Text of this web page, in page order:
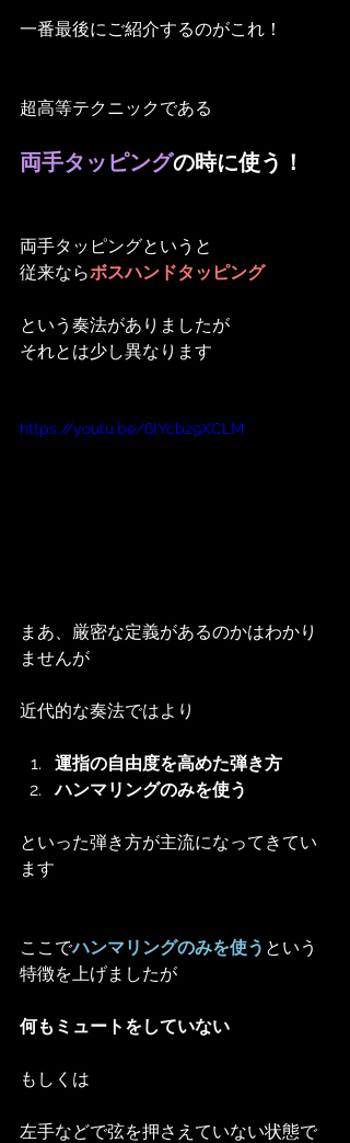
一番最後にご紹介するのがこれ！
超高等テクニックである
両手タッピングの時に使う！
両手タッピングというと
従来ならボスハンドタッピング
という奏法がありましたが
それとは少し異なります
https://youtu.be/6lYcbz9XCLM
まあ、厳密な定義があるのかはわかり
ませんが
近代的な奏法ではより
運指の自由度を高めた弾き方
ハンマリングのみを使う
といった弾き方が主流になってきてい
ます
ここでハンマリングのみを使う という
特徴を上げましたが
何もミュートをしていない
もしくは
左手などで弦を押さえていない状態で